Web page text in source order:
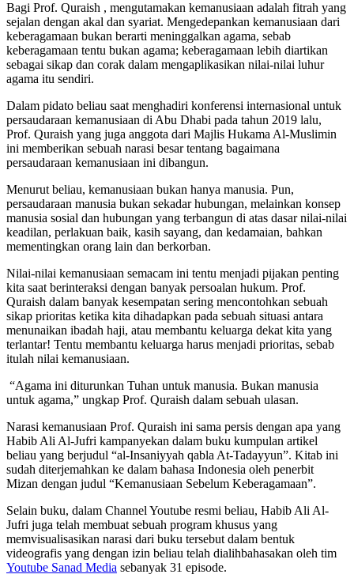
Bagi Prof. Quraish , mengutamakan kemanusiaan adalah fitrah yang
sejalan dengan akal dan syariat. Mengedepankan kemanusiaan dari
keberagamaan bukan berarti meninggalkan agama, sebab
keberagamaan tentu bukan agama; keberagamaan lebih diartikan
sebagai sikap dan corak dalam mengaplikasikan nilai-nilai luhur
agama itu sendiri.
Dalam pidato beliau saat menghadiri konferensi internasional untuk
persaudaraan kemanusiaan di Abu Dhabi pada tahun 2019 lalu,
Prof. Quraish yang juga anggota dari Majlis Hukama Al-Muslimin
ini memberikan sebuah narasi besar tentang bagaimana
persaudaraan kemanusiaan ini dibangun.
Menurut beliau, kemanusiaan bukan hanya manusia. Pun,
persaudaraan manusia bukan sekadar hubungan, melainkan konsep
manusia sosial dan hubungan yang terbangun di atas dasar nilai-nilai
keadilan, perlakuan baik, kasih sayang, dan kedamaian, bahkan
mementingkan orang lain dan berkorban.
Nilai-nilai kemanusiaan semacam ini tentu menjadi pijakan penting
kita saat berinteraksi dengan banyak persoalan hukum. Prof.
Quraish dalam banyak kesempatan sering mencontohkan sebuah
sikap prioritas ketika kita dihadapkan pada sebuah situasi antara
menunaikan ibadah haji, atau membantu keluarga dekat kita yang
terlantar! Tentu membantu keluarga harus menjadi prioritas, sebab
itulah nilai kemanusiaan.
“Agama ini diturunkan Tuhan untuk manusia. Bukan manusia
untuk agama,” ungkap Prof. Quraish dalam sebuah ulasan.
Narasi kemanusiaan Prof. Quraish ini sama persis dengan apa yang
Habib Ali Al-Jufri kampanyekan dalam buku kumpulan artikel
beliau yang berjudul “al-Insaniyyah qabla At-Tadayyun”. Kitab ini
sudah diterjemahkan ke dalam bahasa Indonesia oleh penerbit
Mizan dengan judul “Kemanusiaan Sebelum Keberagamaan”.
Selain buku, dalam Channel Youtube resmi beliau, Habib Ali Al-
Jufri juga telah membuat sebuah program khusus yang
memvisualisasikan narasi dari buku tersebut dalam bentuk
videografis yang dengan izin beliau telah dialihbahasakan oleh tim
Youtube Sanad Media sebanyak 31 episode.